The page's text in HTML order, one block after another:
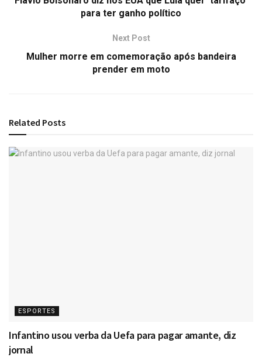
para ter ganho político
Next Post
Mulher morre em comemoração após bandeira
prender em moto
Related Posts
ESPORTES
Infantino usou verba da Uefa para pagar amante, diz
jornal